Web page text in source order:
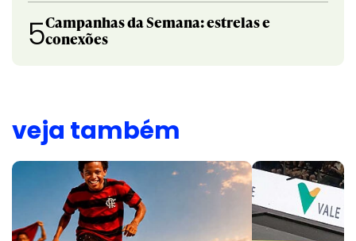
5Campanhas da Semana: estrelas e
conexões
veja também